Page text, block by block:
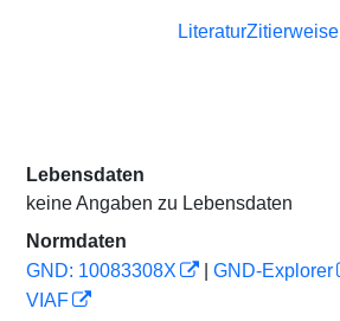
LiteraturZitierweise
Lebensdaten
keine Angaben zu Lebensdaten
Normdaten
GND: 10083308X
GND-Explorer
VIAF